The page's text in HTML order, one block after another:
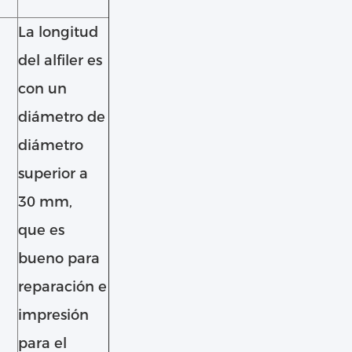
La longitud
del alfiler es
con un
diámetro de
diámetro
superior a
30 mm,
que es
bueno para
reparación e
impresión
para el